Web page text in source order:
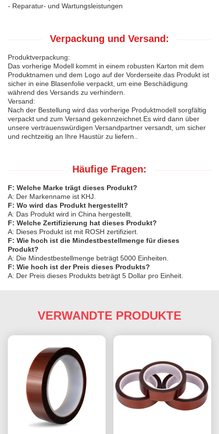
- Reparatur- und Wartungsleistungen
Verpackung und Versand:
Produktverpackung:
Das vorherige Modell kommt in einem robusten Karton mit dem
Produktnamen und dem Logo auf der Vorderseite.das Produkt ist
sicher in eine Blasenfolie verpackt, um eine Beschädigung
während des Versands zu verhindern.
Versand:
Nach der Bestellung wird das vorherige Produktmodell sorgfältig
verpackt und zum Versand gekennzeichnet.Es wird dann über
unsere vertrauenswürdigen Versandpartner versandt, um sicher
und rechtzeitig an Ihre Haustür zu liefern..
Häufige Fragen:
F: Welche Marke trägt dieses Produkt?
A: Der Markenname ist KHJ.
F: Wo wird das Produkt hergestellt?
A: Das Produkt wird in China hergestellt.
F: Welche Zertifizierung hat dieses Produkt?
A: Dieses Produkt ist mit ROSH zertifiziert.
F: Wie hoch ist die Mindestbestellmenge für dieses
Produkt?
A: Die Mindestbestellmenge beträgt 5000 Einheiten.
F: Wie hoch ist der Preis dieses Produkts?
A: Der Preis dieses Produkts beträgt 5 Dollar pro Einheit.
VERWANDTE PRODUKTE